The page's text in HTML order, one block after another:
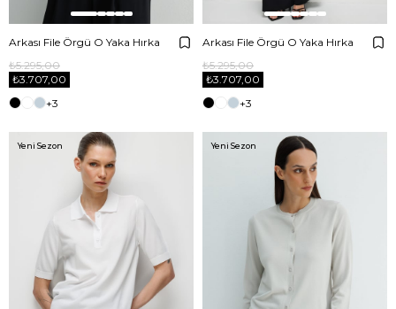
Arkası File Örgü O Yaka Hırka
₺3.707,00
₺5.295,00
+3
Arkası File Örgü O Yaka Hırka
₺3.707,00
₺5.295,00
+3
Yeni Sezon Yeni Sezon